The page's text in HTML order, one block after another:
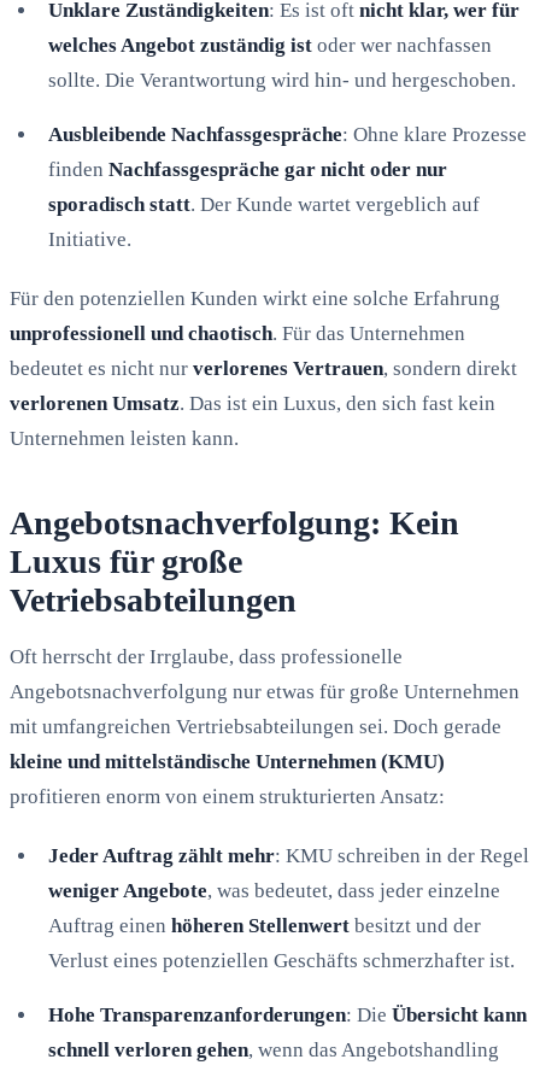
Unklare Zuständigkeiten: Es ist oft nicht klar, wer für
welches Angebot zuständig ist oder wer nachfassen
sollte. Die Verantwortung wird hin- und hergeschoben.
Ausbleibende Nachfassgespräche: Ohne klare Prozesse
finden Nachfassgespräche gar nicht oder nur
sporadisch statt. Der Kunde wartet vergeblich auf
Initiative.
Für den potenziellen Kunden wirkt eine solche Erfahrung
unprofessionell und chaotisch. Für das Unternehmen
bedeutet es nicht nur verlorenes Vertrauen, sondern direkt
verlorenen Umsatz. Das ist ein Luxus, den sich fast kein
Unternehmen leisten kann.
Angebotsnachverfolgung: Kein
Luxus für große
Vetriebsabteilungen
Oft herrscht der Irrglaube, dass professionelle
Angebotsnachverfolgung nur etwas für große Unternehmen
mit umfangreichen Vertriebsabteilungen sei. Doch gerade
kleine und mittelständische Unternehmen (KMU)
profitieren enorm von einem strukturierten Ansatz:
Jeder Auftrag zählt mehr: KMU schreiben in der Regel
weniger Angebote, was bedeutet, dass jeder einzelne
Auftrag einen höheren Stellenwert besitzt und der
Verlust eines potenziellen Geschäfts schmerzhafter ist.
Hohe Transparenzanforderungen: Die Übersicht kann
schnell verloren gehen, wenn das Angebotshandling